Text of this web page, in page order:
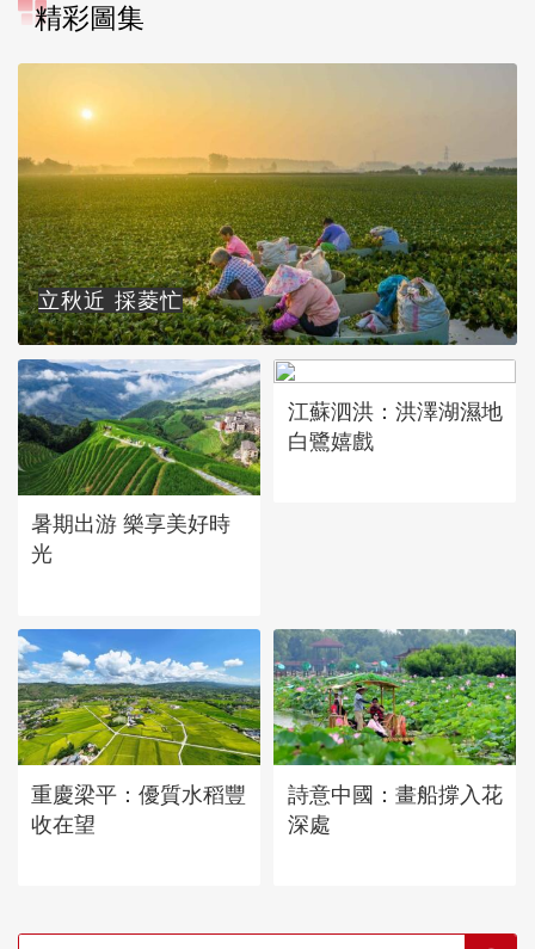
精彩圖集
立秋近 採菱忙
暑期出游 樂享美好時
光
江蘇泗洪：洪澤湖濕地
白鷺嬉戲
重慶梁平：優質水稻豐
收在望
詩意中國：畫船撐入花
深處